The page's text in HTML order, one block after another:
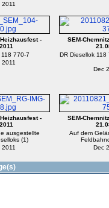
-
118 770-7
SEM-
DR Diesellok
Dec
-
ausgestellte
(1)
SEM-
Auf dem
Dec